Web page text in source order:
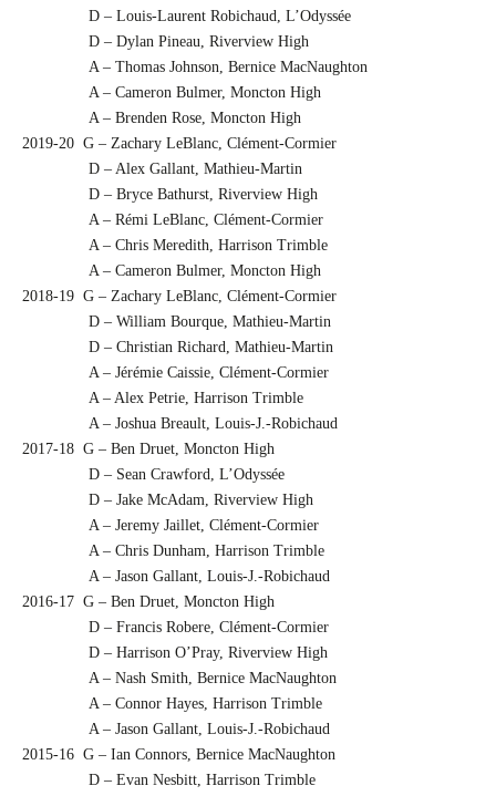
D – Louis-Laurent Robichaud, L’Odyssée
D – Dylan Pineau, Riverview High
A – Thomas Johnson, Bernice MacNaughton
A – Cameron Bulmer, Moncton High
A – Brenden Rose, Moncton High
2019-20 G – Zachary LeBlanc, Clément-Cormier
D – Alex Gallant, Mathieu-Martin
D – Bryce Bathurst, Riverview High
A – Rémi LeBlanc, Clément-Cormier
A – Chris Meredith, Harrison Trimble
A – Cameron Bulmer, Moncton High
2018-19 G – Zachary LeBlanc, Clément-Cormier
D – William Bourque, Mathieu-Martin
D – Christian Richard, Mathieu-Martin
A – Jérémie Caissie, Clément-Cormier
A – Alex Petrie, Harrison Trimble
A – Joshua Breault, Louis-J.-Robichaud
2017-18 G – Ben Druet, Moncton High
D – Sean Crawford, L’Odyssée
D – Jake McAdam, Riverview High
A – Jeremy Jaillet, Clément-Cormier
A – Chris Dunham, Harrison Trimble
A – Jason Gallant, Louis-J.-Robichaud
2016-17 G – Ben Druet, Moncton High
D – Francis Robere, Clément-Cormier
D – Harrison O’Pray, Riverview High
A – Nash Smith, Bernice MacNaughton
A – Connor Hayes, Harrison Trimble
A – Jason Gallant, Louis-J.-Robichaud
2015-16 G – Ian Connors, Bernice MacNaughton
D – Evan Nesbitt, Harrison Trimble